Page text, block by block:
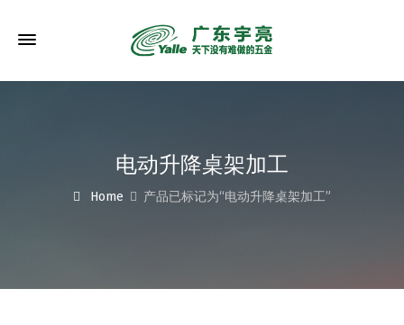
电动升降桌架加工
Home 产品已标记为“电动升降桌架加工”